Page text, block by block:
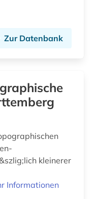
Zur Datenbank
kleinerer
Informationen